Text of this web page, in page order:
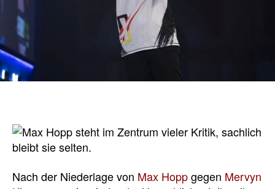
Nach der Niederlage von Max Hoppgegen Mervyn